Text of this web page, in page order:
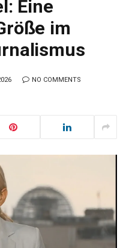
Eine
im
NO COMMENTS